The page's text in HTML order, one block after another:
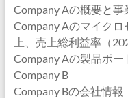
Company Aの概要と事
Company Aのマイク
上、売上総利益率（
Company Aの製品ポー
Company B
Company Bの会社情報